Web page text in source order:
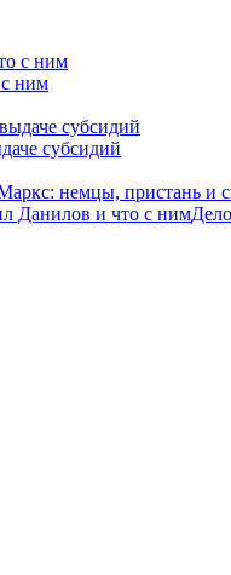
ним
субсидий
немцы, пристань и
Данилов и что с ним